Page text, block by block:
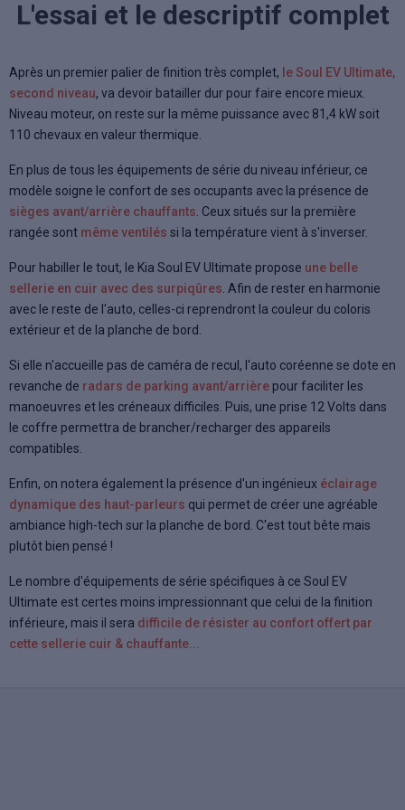
L'essai et le descriptif complet
Après un premier palier de finition très complet, le Soul EV Ultimate,
second niveau, va devoir batailler dur pour faire encore mieux.
Niveau moteur, on reste sur la même puissance avec 81,4 kW soit
110 chevaux en valeur thermique.
En plus de tous les équipements de série du niveau inférieur, ce
modèle soigne le confort de ses occupants avec la présence de
sièges avant/arrière chauffants . Ceux situés sur la première
rangée sont même ventilés si la température vient à s'inverser.
Pour habiller le tout, le Kia Soul EV Ultimate propose une belle
sellerie en cuir avec des surpiqûres . Afin de rester en harmonie
avec le reste de l'auto, celles-ci reprendront la couleur du coloris
extérieur et de la planche de bord.
Si elle n'accueille pas de caméra de recul, l'auto coréenne se dote en
revanche de radars de parking avant/arrière pour faciliter les
manoeuvres et les créneaux difficiles. Puis, une prise 12 Volts dans
le coffre permettra de brancher/recharger des appareils
compatibles.
Enfin, on notera également la présence d'un ingénieux éclairage
dynamique des haut-parleurs qui permet de créer une agréable
ambiance high-tech sur la planche de bord. C'est tout bête mais
plutôt bien pensé !
Le nombre d'équipements de série spécifiques à ce Soul EV
Ultimate est certes moins impressionnant que celui de la finition
inférieure, mais il sera difficile de résister au confort offert par
cette sellerie cuir & chauffante...